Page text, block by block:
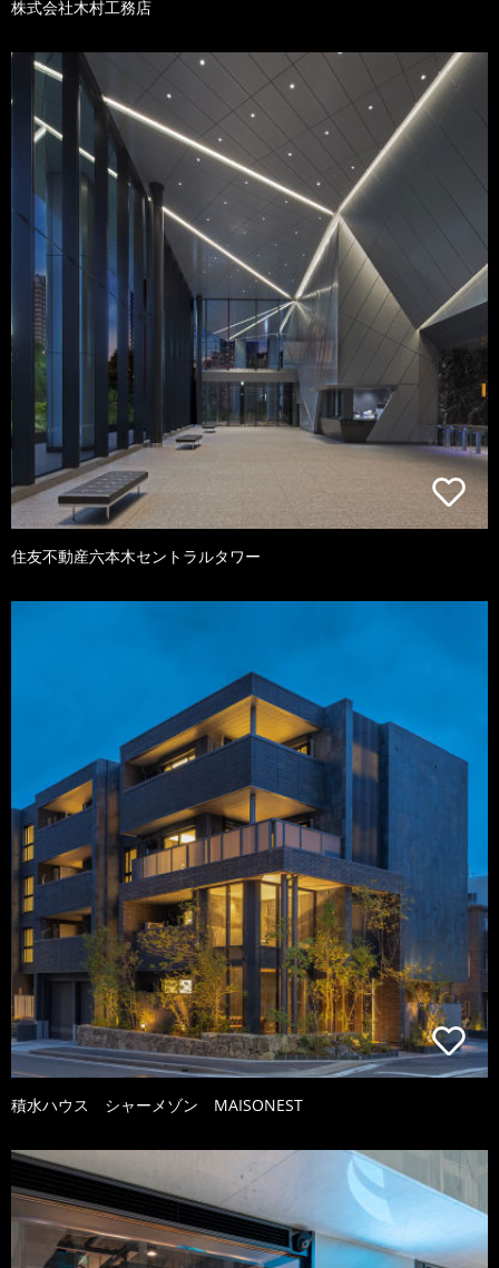
株式会社木村工務店
住友不動産六本木セントラルタワー
積水ハウス シャーメゾン MAISONEST